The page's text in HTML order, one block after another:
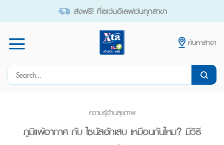
ส่งฟรี! ที่เซเว่นอีเลฟเว่นทุกสาขา
ค้นหาสาขา
Search
ความรู้ด้านสุขภาพ
ภูมิแพ้อากาศ กับ ไซนัสอักเสบ เหมือนกันไหม? มีวิธี